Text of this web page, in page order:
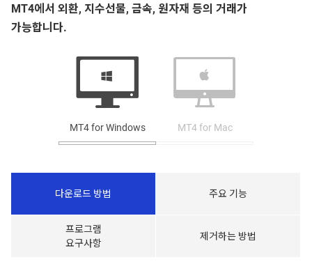
MT4에서 외환, 지수선물, 금속, 원자재 등의 거래가
가능합니다.
MT4 for Windows MT4 for Mac
다운로드 방법 주요 기능
프로그램
요구사항
제거하는 방법